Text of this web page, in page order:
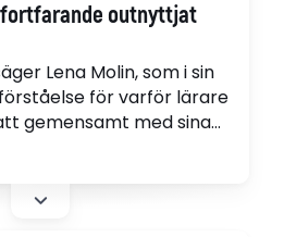
outnyttjat
Lena Molin, som i sin
för varför lärare
gemensamt med sina
till ett innehåll för
har utvecklats -
säger hon.